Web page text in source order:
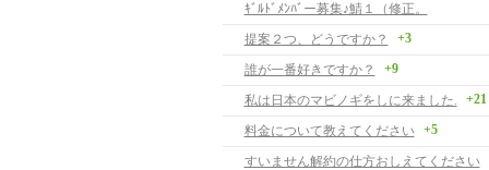
ｷﾞﾙﾄﾞﾒﾝﾊﾞー募集♪鯖１（修正。
提案２つ、どうですか？
+3
誰が一番好きですか？ +9
私は日本のマビノギをしに来ました. +21
料金について教えてください +5
すいません解約の仕方おしえてください